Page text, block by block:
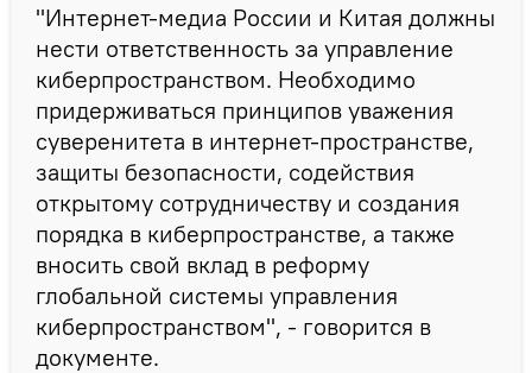
"Интернет-медиа России и Китая должны
нести ответственность за управление
киберпространством. Необходимо
придерживаться принципов уважения
суверенитета в интернет-пространстве,
защиты безопасности, содействия
открытому сотрудничеству и создания
порядка в киберпространстве, а также
вносить свой вклад в реформу
глобальной системы управления
киберпространством", - говорится в
документе.